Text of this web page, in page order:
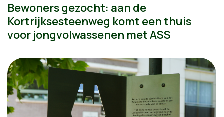
Bewoners gezocht: aan de
Kortrijksesteenweg komt een thuis
voor jongvolwassenen met ASS